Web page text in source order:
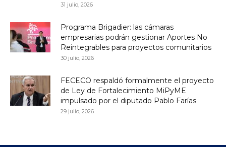
31 julio, 2026
Programa Brigadier: las cámaras
empresarias podrán gestionar Aportes No
Reintegrables para proyectos comunitarios
30 julio, 2026
FECECO respaldó formalmente el proyecto
de Ley de Fortalecimiento MiPyME
impulsado por el diputado Pablo Farías
29 julio, 2026